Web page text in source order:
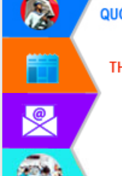
Đắk Lắk rà soát, điều chỉnh Đề án 190
về phát triển nuôi trồng thủy sản
Phó Chủ tịch UBND tỉnh Đắk Lắk
Trương Công Thái kiểm tra thực địa
Dự án cao tốc Khánh Hòa - Buôn Ma
Thuột
Định vị cà phê Việt Nam như một “di
sản sống” trong dòng chảy toàn cầu
Xây dựng nông thôn mới: Nâng cao đời
sống người dân từ những mô hình thiết
thực
Quyết liệt tháo gỡ vướng mắc, đẩy
nhanh tiến độ các dự án trọng điểm
trong Khu kinh tế Nam Phú Yên